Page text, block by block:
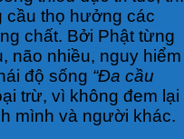
cầu thọ hưởng các
chất. Bởi Phật từng
não nhiều, nguy hiểm
độ sống “Đa cầu
trừ, vì không đem lại
mình và người khác.